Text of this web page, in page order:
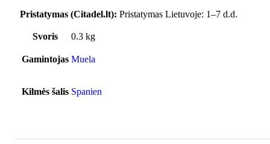
Pristatymas (Citadel.lt): Pristatymas Lietuvoje: 1–7 d.d.
Svoris 0.3 kg
Gamintojas Muela
Kilmės šalis Spanien